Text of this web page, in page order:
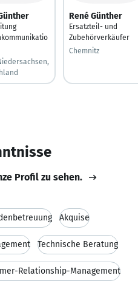
René Günther
Ersatzteil- und
Zubehörverkäufer
Chemnitz
Profil zu sehen.
Akquise
Technische Beratung
Relationship-Management